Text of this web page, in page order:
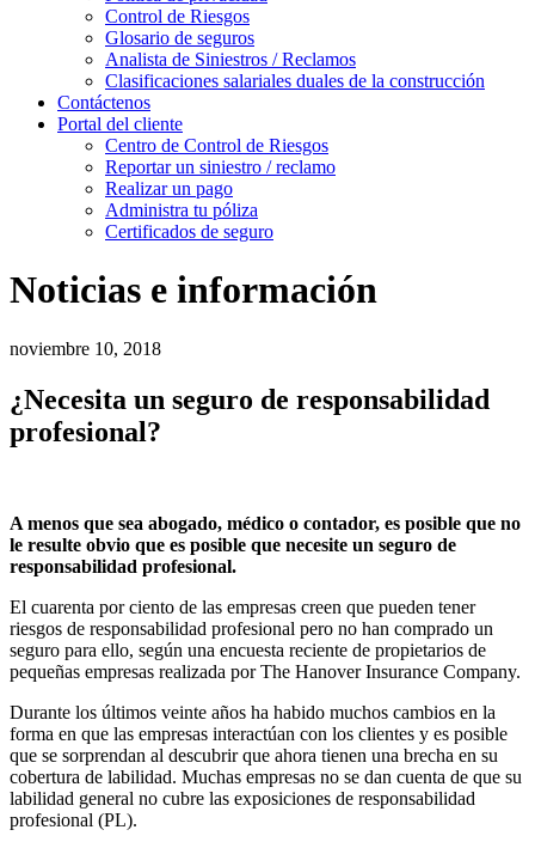
Control de Riesgos
Glosario de seguros
Analista de Siniestros / Reclamos
Clasificaciones salariales duales de la construcción
Contáctenos
Portal del cliente
Centro de Control de Riesgos
Reportar un siniestro / reclamo
Realizar un pago
Administra tu póliza
Certificados de seguro
Noticias e información
noviembre 10, 2018
¿Necesita un seguro de responsabilidad
profesional?
A menos que sea abogado, médico o contador, es posible que no
le resulte obvio que es posible que necesite un seguro de
responsabilidad profesional.
El cuarenta por ciento de las empresas creen que pueden tener
riesgos de responsabilidad profesional pero no han comprado un
seguro para ello, según una encuesta reciente de propietarios de
pequeñas empresas realizada por The Hanover Insurance Company.
Durante los últimos veinte años ha habido muchos cambios en la
forma en que las empresas interactúan con los clientes y es posible
que se sorprendan al descubrir que ahora tienen una brecha en su
cobertura de labilidad. Muchas empresas no se dan cuenta de que su
labilidad general no cubre las exposiciones de responsabilidad
profesional (PL).